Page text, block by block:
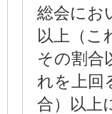
総会にお
以上（こ
その割合
れを上回
合）以上